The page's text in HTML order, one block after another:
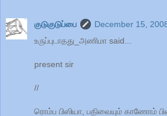
குடுகுடுப்பை
December 15,
உருப்புடாதது_அணிமா said...
present sir
//
ரொம்ப பிஸியா, பதிவையும் காணோம்